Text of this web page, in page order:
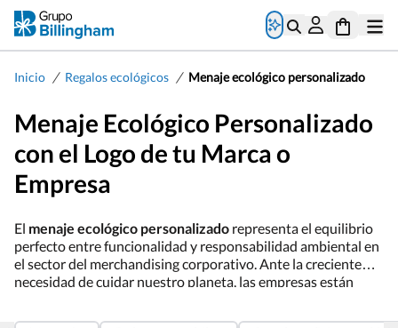
Inicio / Regalos ecológicos / Menaje ecológico personalizado
Menaje Ecológico Personalizado
con el Logo de tu Marca o
Empresa
El menaje ecológico personalizado representa el equilibrio
perfecto entre funcionalidad y responsabilidad ambiental en
el sector del merchandising corporativo. Ante la creciente
necesidad de cuidar nuestro planeta, las empresas están
sosteniblesque demuestran un compromiso real con la